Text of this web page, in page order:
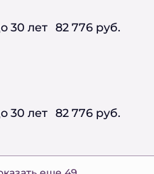
30 лет 82 776 руб.
30 лет 82 776 руб.